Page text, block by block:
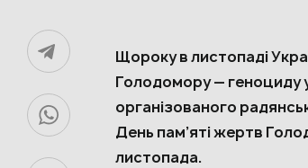
Щороку в листопаді
Голодомору — геноциду
організованого
День пам’яті жертв
листопада.